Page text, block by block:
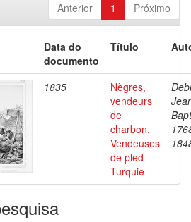
Anterior 1 Próximo
Data do
documento
Título
1835
Nègres,
vendeurs
de
charbon.
Vendeuses
de pled
Turquie